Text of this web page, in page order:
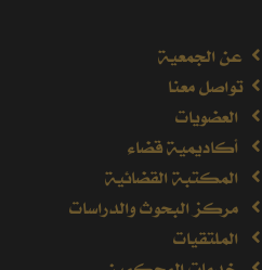
عن الجمعية
تواصل معنا
العضويات
أكاديمية قضاء
المكتبة القضائية
مركز البحوث والدراسات
الملتقيات